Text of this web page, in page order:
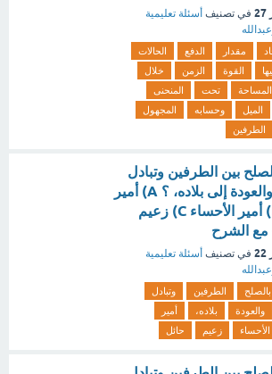
في تصنيف أسئلة تعليمية
مقدار الدفع
الحالات
القوة الزمن
خلال
المساحة تحت
المنحنى
الميل وحسابه
المجهول
الطرفين
بين الطرفين وتبادل
الأسرى والعودة إلى بلاده، ؟ A) أمير
نجران B) أمير الأحساء C) زعيم
مع الشرح
في تصنيف أسئلة تعليمية
بالصلح الطرفين
وتبادل
والعودة بلاده،
أمير
الأحساء زعيم حائل